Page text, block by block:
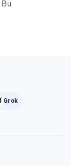
Ви
Grok